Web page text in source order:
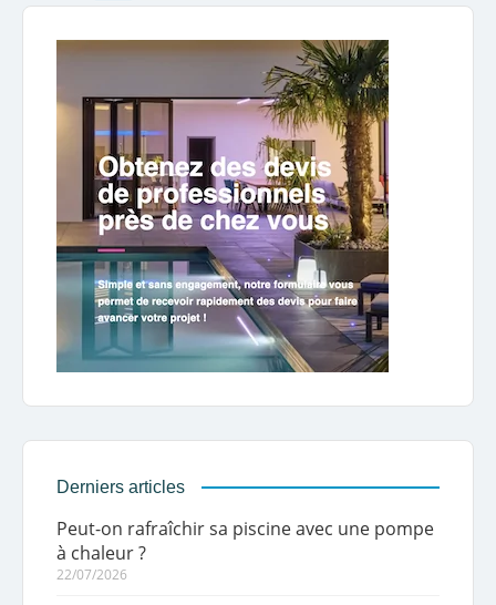
Derniers articles
Peut-on rafraîchir sa piscine avec une pompe
à chaleur ?
22/07/2026